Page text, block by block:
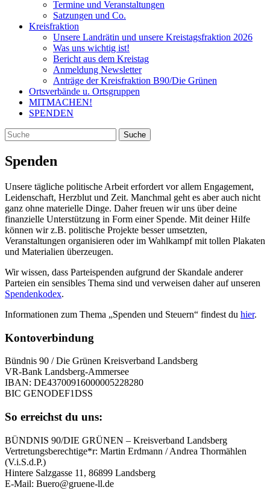
Termine und Veranstaltungen
Satzungen und Co.
Kreisfraktion
Unsere Landrätin und unsere Kreistagsfraktion 2026
Was uns wichtig ist!
Bericht aus dem Kreistag
Anmeldung Newsletter
Anträge der Kreisfraktion B90/Die Grünen
Ortsverbände u. Ortsgruppen
MITMACHEN!
SPENDEN
Spenden
Unsere tägliche politische Arbeit erfordert vor allem Engagement,
Leidenschaft, Herzblut und Zeit. Manchmal geht es aber auch nicht
ganz ohne materielle Dinge. Daher freuen wir uns über deine
finanzielle Unterstützung in Form einer Spende. Mit deiner Hilfe
können wir z.B. politische Projekte besser umsetzten,
Veranstaltungen organisieren oder im Wahlkampf mit tollen Plakaten
und Materialien überzeugen.
Wir wissen, dass Parteispenden aufgrund der Skandale anderer
Parteien ein sensibles Thema sind und verweisen daher auf unseren
Spendenkodex.
Informationen zum Thema „Spenden und Steuern“ findest du hier.
Kontoverbindung
Bündnis 90 / Die Grünen Kreisverband Landsberg
VR-Bank Landsberg-Ammersee
IBAN: DE43700916000005228280
BIC GENODEF1DSS
So erreichst du uns:
BÜNDNIS 90/DIE GRÜNEN – Kreisverband Landsberg
Vertretungsberechtige*r: Martin Erdmann / Andrea Thormählen
(V.i.S.d.P.)
Hintere Salzgasse 11, 86899 Landsberg
E-Mail: Buero@gruene-ll.de